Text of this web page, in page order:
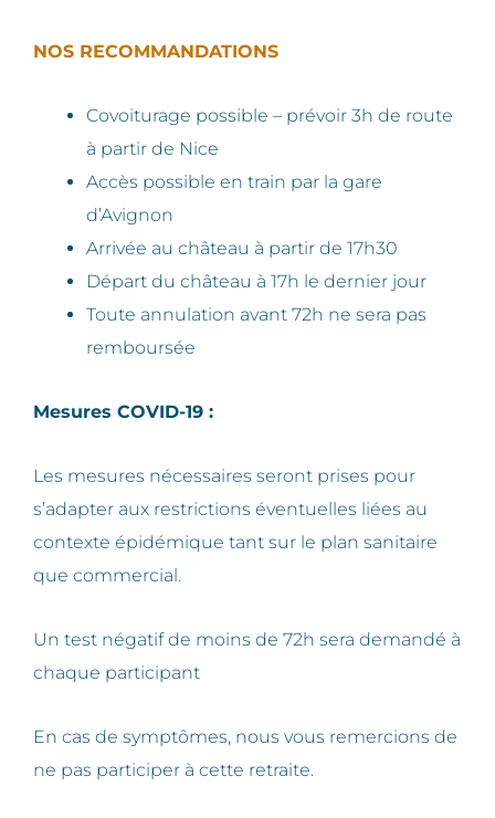
NOS RECOMMANDATIONS
Covoiturage possible – prévoir 3h de route
à partir de Nice
Accès possible en train par la gare
d’Avignon
Arrivée au château à partir de 17h30
Départ du château à 17h le dernier jour
Toute annulation avant 72h ne sera pas
remboursée
Mesures COVID-19 :
Les mesures nécessaires seront prises pour
s’adapter aux restrictions éventuelles liées au
contexte épidémique tant sur le plan sanitaire
que commercial.
Un test négatif de moins de 72h sera demandé à
chaque participant
En cas de symptômes, nous vous remercions de
ne pas participer à cette retraite.